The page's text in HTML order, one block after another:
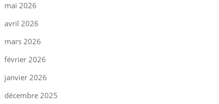
mai 2026
avril 2026
mars 2026
février 2026
janvier 2026
décembre 2025